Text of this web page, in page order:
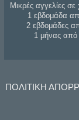
Μικρές αγγελίες σε
1 εβδομάδα
2 εβδομάδες
1 μήνας
ΠΟΛΙΤΙΚΗ